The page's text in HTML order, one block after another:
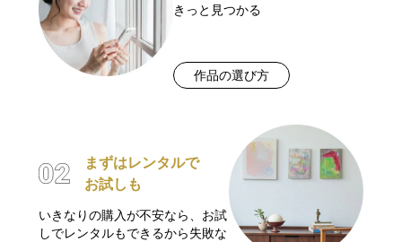
きっと見つかる
作品の選び方
まずはレンタルで
お試しも
いきなりの購入が不安なら、お試
しでレンタルもできるから失敗な